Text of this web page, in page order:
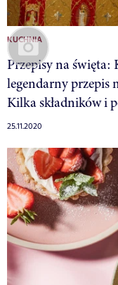
KUCHNIA
Przepisy na święta:
legendarny przepis
Kilka składników i
25.11.2020